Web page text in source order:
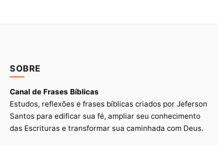
SOBRE
Canal de Frases Bíblicas
Estudos, reflexões e frases bíblicas criados por Jeferson
Santos para edificar sua fé, ampliar seu conhecimento
das Escrituras e transformar sua caminhada com Deus.